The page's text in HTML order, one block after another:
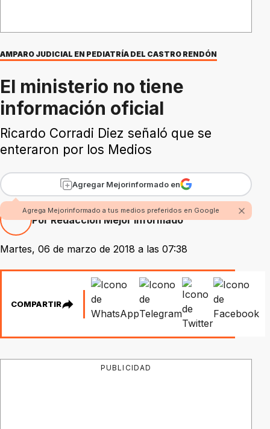
AMPARO JUDICIAL EN PEDIATRÍA DEL CASTRO RENDÓN
El ministerio no tiene
información oficial
Ricardo Corradi Diez señaló que se
enteraron por los Medios
Agregar Mejorinformado en
Agrega Mejorinformado a tus medios preferidos en Google
Por Redacción Mejor Informado
Martes, 06 de marzo de 2018 a las 07:38
COMPARTIR
PUBLICIDAD